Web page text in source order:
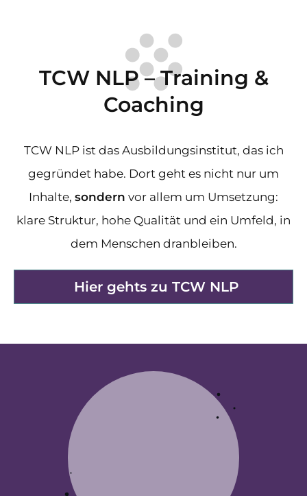
TCW NLP – Training &
Coaching
TCW NLP ist das Ausbildungsinstitut, das ich
gegründet habe. Dort geht es nicht nur um
Inhalte, sondern vor allem um Umsetzung:
klare Struktur, hohe Qualität und ein Umfeld, in
dem Menschen dranbleiben.
Hier gehts zu TCW NLP